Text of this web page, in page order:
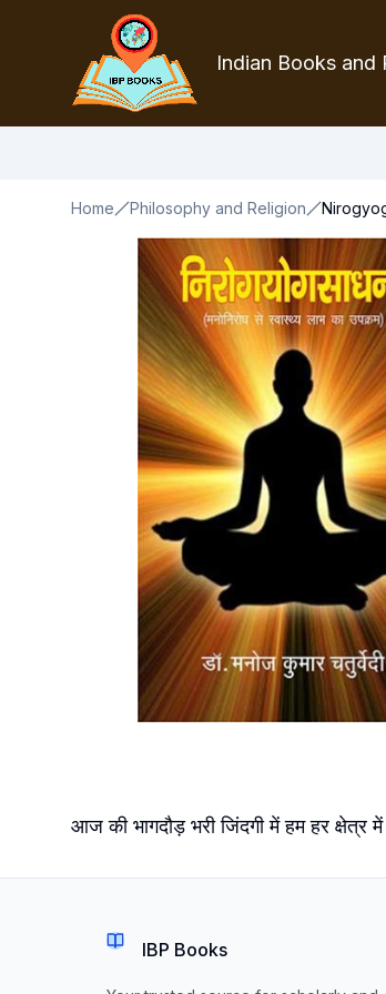
Indian Books and
Home Philosophy and Religion
आज की भागदौड़ भरी जिंदगी में हम हर
IBP Books